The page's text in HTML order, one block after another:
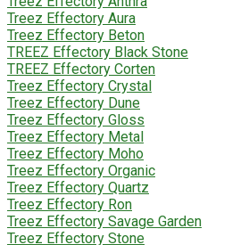
Treez Effectory Aura
Treez Effectory Beton
TREEZ Effectory Black Stone
TREEZ Effectory Corten
Treez Effectory Crystal
Treez Effectory Dune
Treez Effectory Gloss
Treez Effectory Metal
Treez Effectory Moho
Treez Effectory Organic
Treez Effectory Quartz
Treez Effectory Ron
Treez Effectory Savage Garden
Treez Effectory Stone